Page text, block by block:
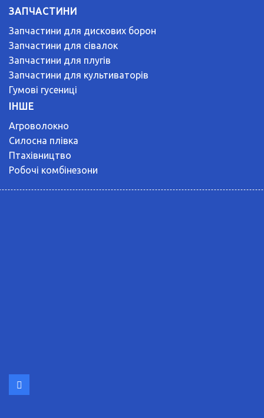
ЗАПЧАСТИНИ
Запчастини для дискових борон
Запчастини для сівалок
Запчастини для плугів
Запчастини для культиваторів
Гумові гусениці
ІНШЕ
Агроволокно
Силосна плівка
Птахівництво
Робочі комбінезони